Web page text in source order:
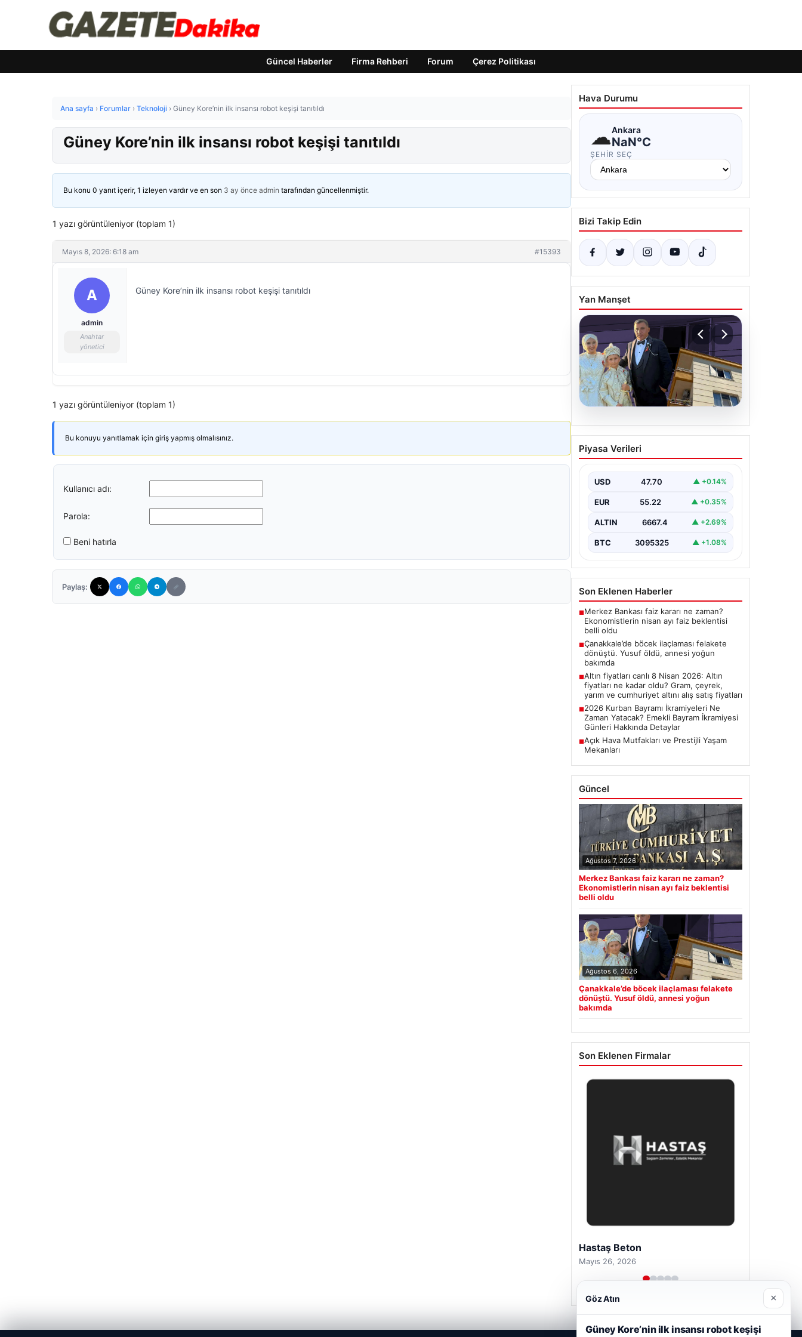
Güncel Haberler Firma Rehberi Forum Çerez Politikası
Ana sayfa › Forumlar › Teknoloji › Güney Kore’nin ilk insansı robot keşişi tanıtıldı
Güney Kore’nin ilk insansı robot keşişi tanıtıldı
Bu konu 0 yanıt içerir, 1 izleyen vardır ve en son 3 ay önce admin tarafından güncellenmiştir.
1 yazı görüntüleniyor (toplam 1)
Mayıs 8, 2026: 6:18 am #15393
A
admin
Anahtar
yönetici
Güney Kore’nin ilk insansı robot keşişi tanıtıldı
1 yazı görüntüleniyor (toplam 1)
Bu konuyu yanıtlamak için giriş yapmış olmalısınız.
Kullanıcı adı:
Parola:
Beni hatırla
Paylaş:
Hava Durumu
☁Ankara
NaN°C
ŞEHIR SEÇ
Bizi Takip Edin
Yan Manşet
Çanakkale’de böcek
ilaçlaması felakete
annesi yoğun bakımda
Piyasa Verileri
USD 47.70 ▲ +0.14%
EUR 55.22 ▲ +0.35%
ALTIN 6667.4 ▲ +2.69%
BTC 3095325 ▲ +1.08%
Son Eklenen Haberler
■Merkez Bankası faiz kararı ne zaman?
Ekonomistlerin nisan ayı faiz beklentisi
belli oldu
■Çanakkale’de böcek ilaçlaması felakete
dönüştü. Yusuf öldü, annesi yoğun
bakımda
■Altın fiyatları canlı 8 Nisan 2026: Altın
fiyatları ne kadar oldu? Gram, çeyrek,
yarım ve cumhuriyet altını alış satış fiyatları
■2026 Kurban Bayramı İkramiyeleri Ne
Zaman Yatacak? Emekli Bayram İkramiyesi
Günleri Hakkında Detaylar
■Açık Hava Mutfakları ve Prestijli Yaşam
Mekanları
Güncel
Ağustos 7, 2026
Merkez Bankası faiz kararı ne zaman?
Ekonomistlerin nisan ayı faiz beklentisi
belli oldu
Ağustos 6, 2026
Çanakkale’de böcek ilaçlaması felakete
dönüştü. Yusuf öldü, annesi yoğun
bakımda
Son Eklenen Firmalar
Hastaş Beton
Mayıs 26, 2026
Göz Atın ×
Güney Kore’nin ilk insansı robot keşişi